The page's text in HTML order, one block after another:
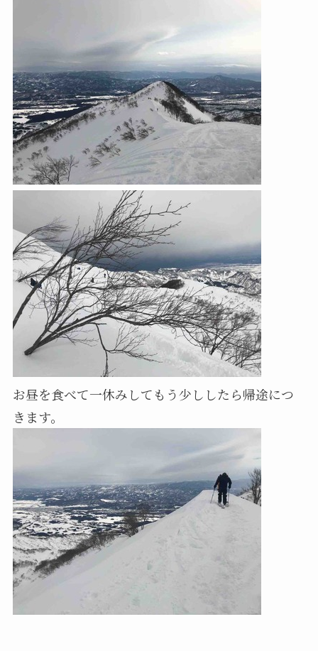
お昼を食べて一休みしてもう少ししたら帰途につ
きます。